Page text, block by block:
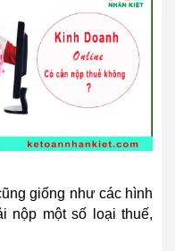
giống như các hình
nộp một số loại thuế,